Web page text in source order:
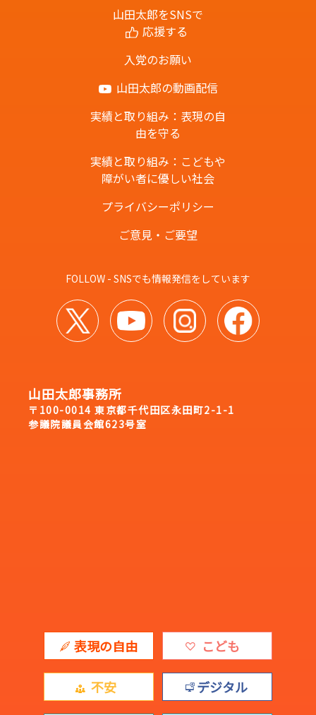
山田太郎をSNSで
応援する
入党のお願い
山田太郎の動画配信
実績と取り組み：表現の自
由を守る
実績と取り組み：こどもや
障がい者に優しい社会
プライバシーポリシー
ご意見・ご要望
FOLLOW - SNSでも情報発信をしています
山田太郎事務所
〒100-0014 東京都千代田区永田町2-1-1
参議院議員会館623号室
表現の自由 こども
不安 デジタル